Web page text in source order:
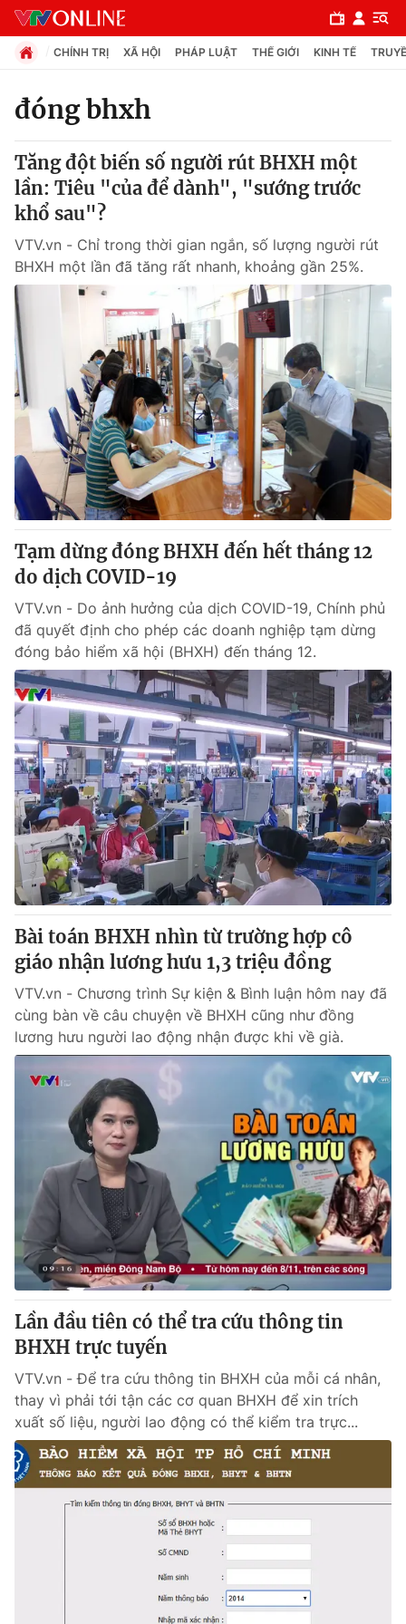
Chuyên mục
Chính trị
Pháp luật
Y tế
Thế giới
Tin tức
Thế giới đó đây
Câu chuyện quốc tế
Kinh tế
Tài chính
Thị trường
Góc doanh nghiệp
Dữ liệu và đời sống
Truyền hình
Phim VTV
Hậu trường
Nhân vật
Khán giả
Giải sao mai
Giải trí
Điện ảnh
Âm nhạc
Sao
Đời sống
Du lịch
Làm đẹp
Chất lượng cuộc sống
Giáo dục
Tuyển sinh
Học trực tuyến
Công nghệ
Hitech Công nghệ tương lai
Sản phẩm
Thị trường
Tư vấn
Giao lưu trực tuyến
Lịch phát sóng
Chuyên mục khác
Emagazine Podcast
Photo Infographic
Video Shorts video
VTV Money VTV Thể thao
VTV Sức khoẻ Bất động sản
Thị trường 24h Tấm lòng Việt
VTV4 Vươn mình bằng AI
VTV9 VTV8
Liên hệ tòa soạn English
THỜI BÁO VTV
Đài Truyền hình Việt Nam
CHÍNH TRỊ XÃ HỘI PHÁP LUẬT THẾ GIỚI KINH TẾ
đóng bhxh
Tăng đột biến số người rút BHXH một
lần: Tiêu "của để dành", "sướng trước
khổ sau"?
VTV.vn - Chỉ trong thời gian ngắn, số lượng người rút
BHXH một lần đã tăng rất nhanh, khoảng gần 25%.
Tạm dừng đóng BHXH đến hết tháng 12
do dịch COVID-19
VTV.vn - Do ảnh hưởng của dịch COVID-19, Chính phủ
đã quyết định cho phép các doanh nghiệp tạm dừng
đóng bảo hiểm xã hội (BHXH) đến tháng 12.
Bài toán BHXH nhìn từ trường hợp cô
giáo nhận lương hưu 1,3 triệu đồng
VTV.vn - Chương trình Sự kiện & Bình luận hôm nay đã
cùng bàn về câu chuyện về BHXH cũng như đồng
lương hưu người lao động nhận được khi về già.
Lần đầu tiên có thể tra cứu thông tin
BHXH trực tuyến
VTV.vn - Để tra cứu thông tin BHXH của mỗi cá nhân,
thay vì phải tới tận các cơ quan BHXH để xin trích
xuất số liệu, người lao động có thể kiểm tra trực...